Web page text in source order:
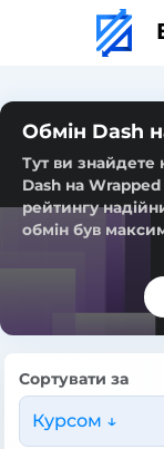
Обмін Dash
Тут ви знайдете
Dash на
рейтингу
обмін був
Сортувати за
Курсом ↓